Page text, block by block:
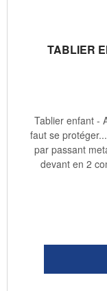
TABLIER
Tablier enfant -
faut se
par passant
devant en 2